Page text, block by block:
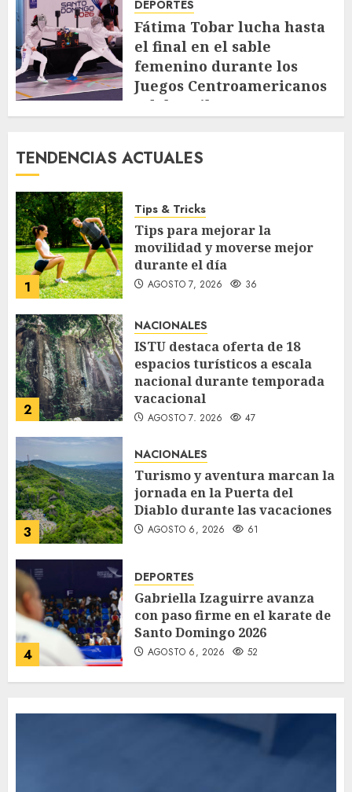
DEPORTES
Fátima Tobar lucha hasta
el final en el sable
femenino durante los
Juegos Centroamericanos
y del Caribe
TENDENCIAS ACTUALES
1
Tips & Tricks
Tips para mejorar la
movilidad y moverse mejor
durante el día
AGOSTO 7, 2026 36
2
NACIONALES
ISTU destaca oferta de 18
espacios turísticos a escala
nacional durante temporada
vacacional
AGOSTO 7, 2026 47
3
NACIONALES
Turismo y aventura marcan la
jornada en la Puerta del
Diablo durante las vacaciones
AGOSTO 6, 2026 61
4
DEPORTES
Gabriella Izaguirre avanza
con paso firme en el karate de
Santo Domingo 2026
AGOSTO 6, 2026 52